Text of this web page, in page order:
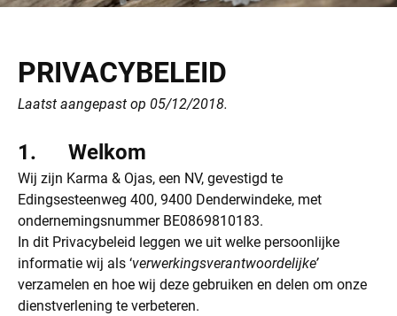
PRIVACYBELEID
Laatst aangepast op 05/12/2018.
1. Welkom
Wij zijn Karma & Ojas, een NV, gevestigd te
Edingsesteenweg 400, 9400 Denderwindeke, met
ondernemingsnummer BE0869810183.
In dit Privacybeleid leggen we uit welke persoonlijke
informatie wij als ‘verwerkingsverantwoordelijke’
verzamelen en hoe wij deze gebruiken en delen om onze
dienstverlening te verbeteren.